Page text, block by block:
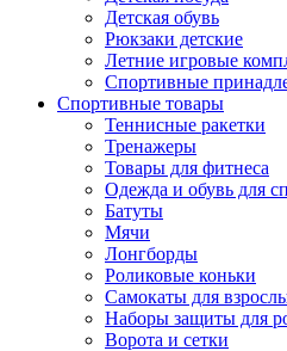
Детская обувь
Рюкзаки детские
Летние игровые
Спортивные
Спортивные товары
Теннисные ракетки
Тренажеры
Товары для фитнеса
Одежда и обувь для
Батуты
Мячи
Лонгборды
Роликовые коньки
Самокаты для
Наборы защиты для
Ворота и сетки